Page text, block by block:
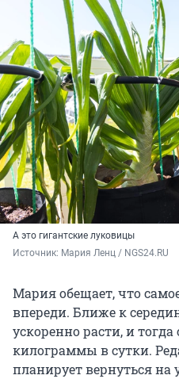
А это гигантские луковицы
Источник: Мария Ленц / NGS24.RU
Мария обещает, что
впереди. Ближе к
ускоренно расти, и
килограммы в сутки.
планирует вернуться на